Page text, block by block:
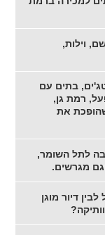
וילות,
בתים עם
רמת גן,
את
לתל השומר,
מגרשים.
דיור מוגן